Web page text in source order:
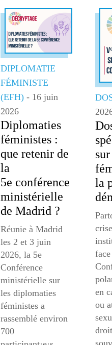
DIPLOMATIE
FÉMINISTE
(EFH) - 16 juin
2026
Diplomaties
féministes :
que retenir de
la
5e conférence
ministérielle
de Madrid ?
Réunie à Madrid
les 2 et 3 juin
2026, la 5e
Conférence
ministérielle sur
les diplomaties
féministes a
rassemblé environ
700
la
en
ou